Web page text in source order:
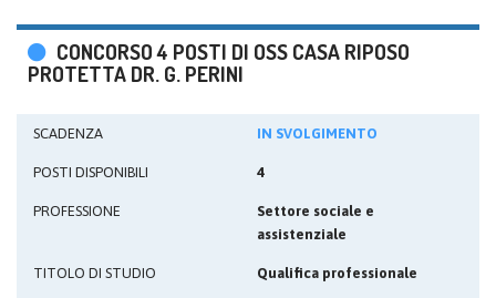
CONCORSO 4 POSTI DI OSS CASA RIPOSO
PROTETTA DR. G. PERINI
SCADENZA IN SVOLGIMENTO
POSTI DISPONIBILI 4
PROFESSIONE
Settore sociale e
assistenziale
TITOLO DI STUDIO Qualifica professionale